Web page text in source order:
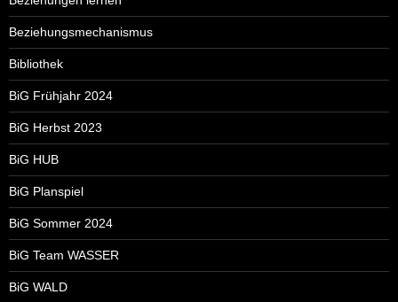
Beziehungsmechanismus
Bibliothek
BiG Frühjahr 2024
BiG Herbst 2023
BiG HUB
BiG Planspiel
BiG Sommer 2024
BiG Team WASSER
BiG WALD